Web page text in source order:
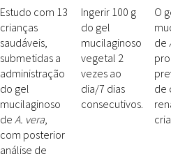
Estudo com 13
crianças
saudáveis,
submetidas a
administração
do gel
mucilaginoso
de A. vera,
com posterior
análise de
Ingerir 100 g
do gel
mucilaginoso
vegetal 2
vezes ao
dia/7 dias
consecutivos.
O
de
de